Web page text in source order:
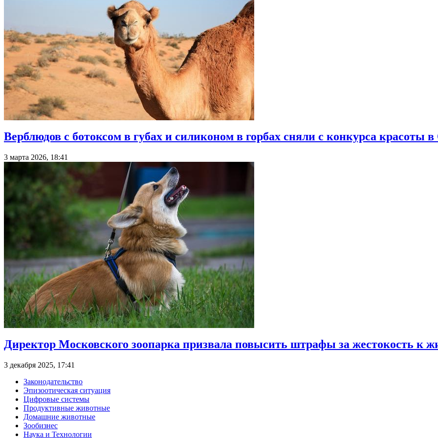
Верблюдов с ботоксом в губах и силиконом в горбах сняли с конкурса красоты
3 марта 2026, 18:41
Директор Московского зоопарка призвала повысить штрафы за жестокость к
3 декабря 2025, 17:41
Законодательство
Эпизоотическая ситуация
Цифровые системы
Продуктивные животные
Домашние животные
Зообизнес
Наука и Технологии